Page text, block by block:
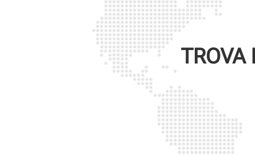
TROVA